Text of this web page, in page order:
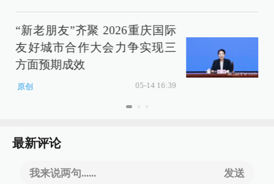
“新老朋友”齐聚 2026重庆国际
友好城市合作大会力争实现三
方面预期成效
原创 05-14 16:39
最新评论
我来说两句...... 发送